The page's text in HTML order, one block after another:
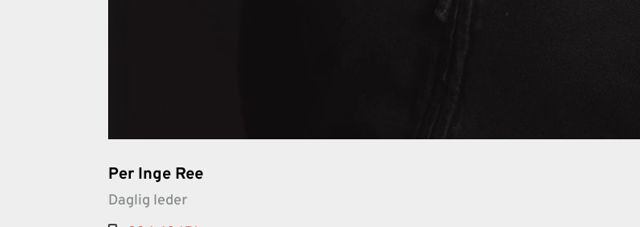
Per Inge Ree
Daglig leder